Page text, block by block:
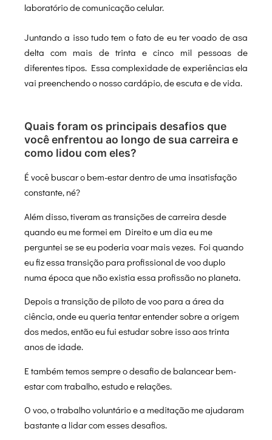
laboratório de comunicação celular.
Juntando a isso tudo tem o fato de eu ter voado de asa
delta com mais de trinta e cinco mil pessoas de
diferentes tipos. Essa complexidade de experiências ela
vai preenchendo o nosso cardápio, de escuta e de vida.
Quais foram os principais desafios que
você enfrentou ao longo de sua carreira e
como lidou com eles?
É você buscar o bem-estar dentro de uma insatisfação
constante, né?
Além disso, tiveram as transições de carreira desde
quando eu me formei em Direito e um dia eu me
perguntei se se eu poderia voar mais vezes. Foi quando
eu fiz essa transição para profissional de voo duplo
numa época que não existia essa profissão no planeta.
Depois a transição de piloto de voo para a área da
ciência, onde eu queria tentar entender sobre a origem
dos medos, então eu fui estudar sobre isso aos trinta
anos de idade.
E também temos sempre o desafio de balancear bem-
estar com trabalho, estudo e relações.
O voo, o trabalho voluntário e a meditação me ajudaram
bastante a lidar com esses desafios.